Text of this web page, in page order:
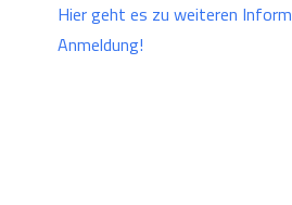
Hier geht es zu weiteren
Anmeldung!